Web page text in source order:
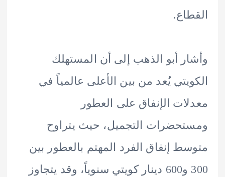
أبو الذهب إلى أن المستهلك
يُعد من بين الأعلى عالمياً في
الإنفاق على العطور
التجميل، حيث يتراوح
إنفاق الفرد المهتم بالعطور بين
300 و600 دينار كويتي سنوياً، وقد يتجاوز